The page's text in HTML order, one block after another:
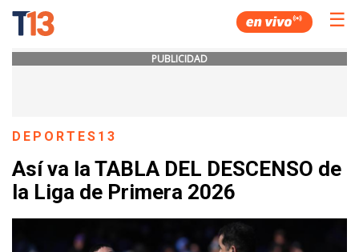
☰
PUBLICIDAD
DEPORTES13
Así va la TABLA DEL DESCENSO de
la Liga de Primera 2026